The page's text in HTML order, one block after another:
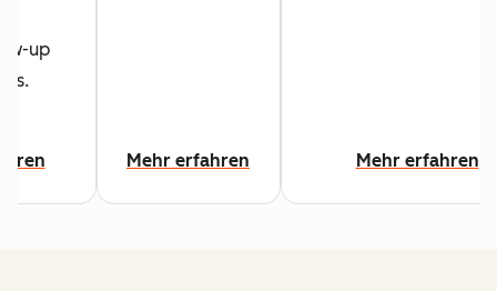
up
Mehr erfahren Mehr erfahren